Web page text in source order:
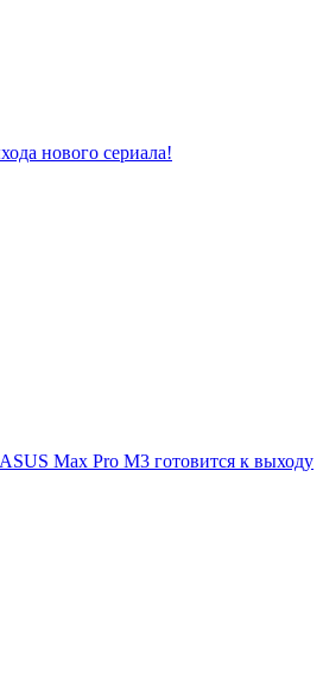
нового сериала!
Max Pro M3 готовится к выходу